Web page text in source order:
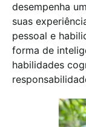
desempenha
suas
pessoal e
forma de
habilidades